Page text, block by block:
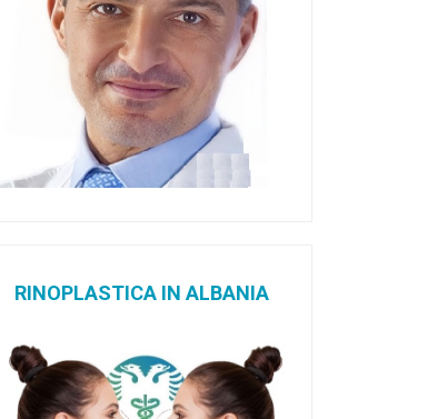
RINOPLASTICA IN ALBANIA